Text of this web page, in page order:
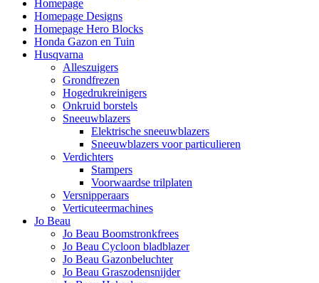
Homepage
Homepage Designs
Homepage Hero Blocks
Honda Gazon en Tuin
Husqvarna
Alleszuigers
Grondfrezen
Hogedrukreinigers
Onkruid borstels
Sneeuwblazers
Elektrische sneeuwblazers
Sneeuwblazers voor particulieren
Verdichters
Stampers
Voorwaardse trilplaten
Versnipperaars
Verticuteermachines
Jo Beau
Jo Beau Boomstronkfrees
Jo Beau Cycloon bladblazer
Jo Beau Gazonbeluchter
Jo Beau Graszodensnijder